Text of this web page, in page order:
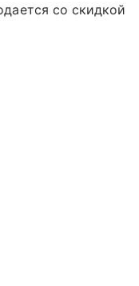
со скидкой